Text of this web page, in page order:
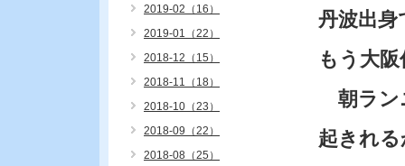
丹波出身
もう大阪
朝ランニ
起きれる
2019-02（16）
2019-01（22）
2018-12（15）
2018-11（18）
2018-10（23）
2018-09（22）
2018-08（25）